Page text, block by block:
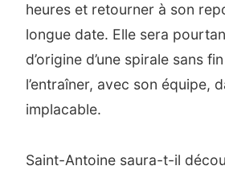
heures et retourner à son
longue date. Elle sera
d’origine d’une spirale sans
l’entraîner, avec son équipe,
implacable.
Saint-Antoine saura-t-il